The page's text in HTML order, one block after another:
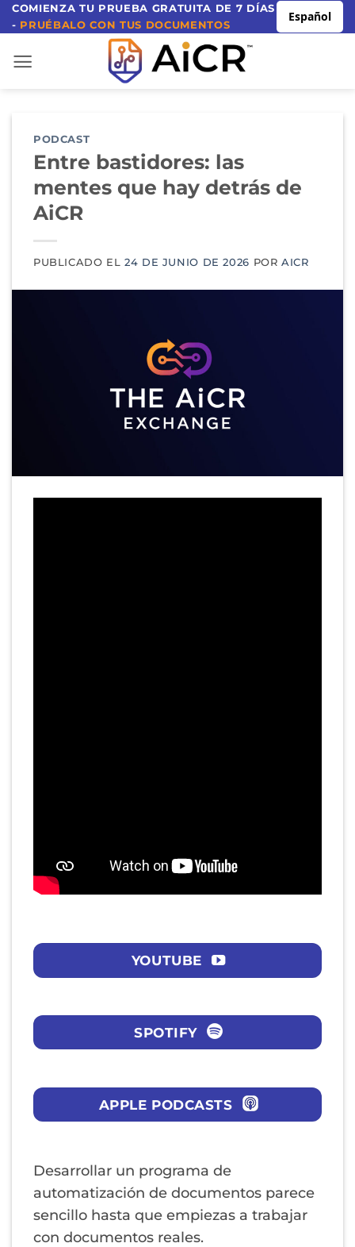
al
contenido
COMIENZA TU PRUEBA GRATUITA DE 7 DÍAS
- PRUÉBALO CON TUS DOCUMENTOS
Español
PODCAST
Entre bastidores: las
mentes que hay detrás de
AiCR
PUBLICADO EL24 DE JUNIO DE 2026 PORAICR
YOUTUBE
SPOTIFY
APPLE PODCASTS
Desarrollar un programa de
automatización de documentos parece
sencillo hasta que empiezas a trabajar
con documentos reales.